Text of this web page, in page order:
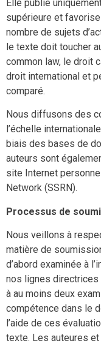
Elle publie
supérieure et
nombre de sujets
le texte doit toucher
common law, le droit
droit international et
comparé.
Nous diffusons des
l’échelle
biais des bases de
auteurs sont
site Internet
Network (SSRN).
Processus de
Nous veillons à
matière de
d’abord examinée à
nos lignes directrices
à au moins deux
compétence dans le
l’aide de ces
texte. Les auteures